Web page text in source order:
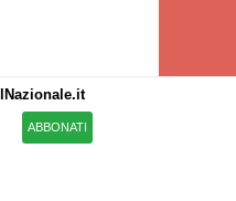
IlNazionale.it
ABBONATI